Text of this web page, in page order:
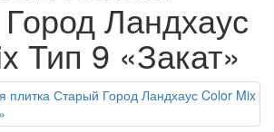
Ландхаус
Тип 9 «Закат»